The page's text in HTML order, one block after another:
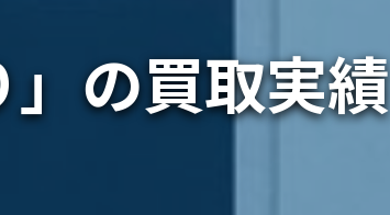
Facebook
陶磁器・陶器買取
催事買取
の買取実績